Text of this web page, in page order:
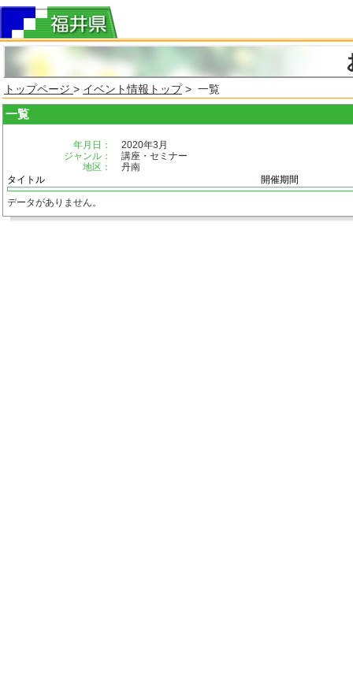
トップページ > イベント情報トップ> 一覧
一覧
年月日：
2020年3月
ジャンル：
講座・セミナー
地区：
丹南
タイトル
開催期間
データがありません。